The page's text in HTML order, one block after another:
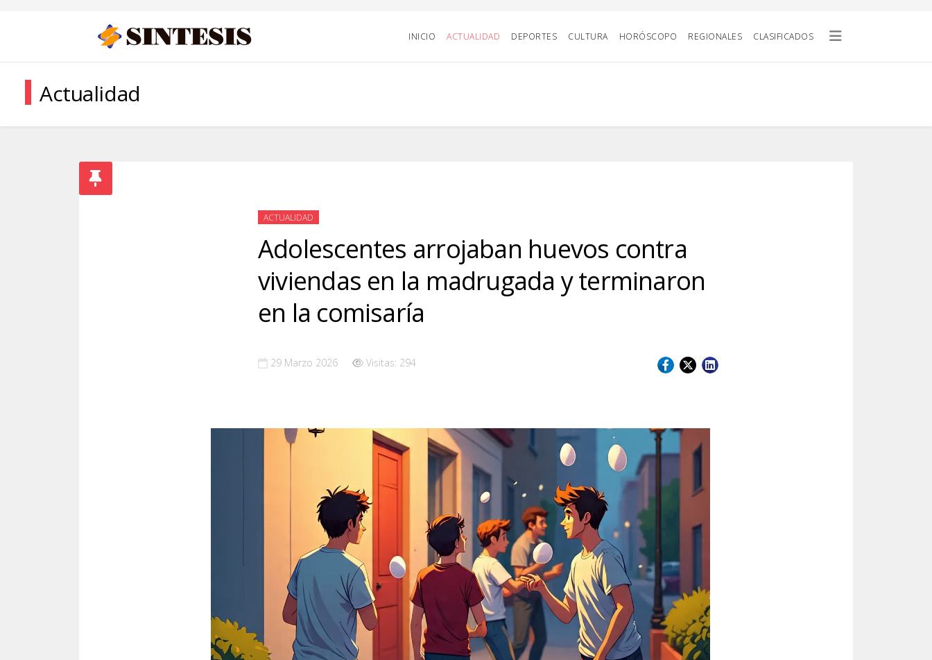
INICIO ACTUALIDAD DEPORTES CULTURA HORÓSCOPO REGIONALES CLASIFICADOS
Actualidad
ACTUALIDAD
Adolescentes arrojaban huevos contra
viviendas en la madrugada y terminaron
en la comisaría
29 Marzo 2026 Visitas: 294